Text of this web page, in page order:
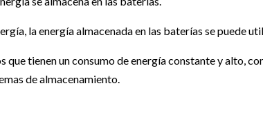
la energía almacenada en las baterías se puede
tienen un consumo de energía constante y alto,
de almacenamiento.